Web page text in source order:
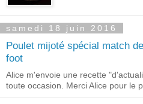
samedi 18 juin 2016
Poulet mijoté spécial match de
foot
Alice m'envoie une recette
toute occasion. Merci Alice pour le